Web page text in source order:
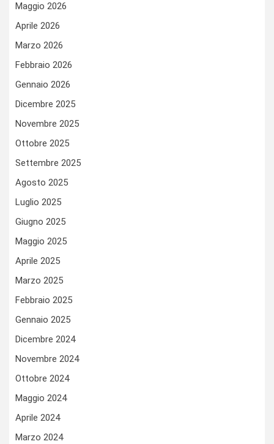
Maggio 2026
Aprile 2026
Marzo 2026
Febbraio 2026
Gennaio 2026
Dicembre 2025
Novembre 2025
Ottobre 2025
Settembre 2025
Agosto 2025
Luglio 2025
Giugno 2025
Maggio 2025
Aprile 2025
Marzo 2025
Febbraio 2025
Gennaio 2025
Dicembre 2024
Novembre 2024
Ottobre 2024
Maggio 2024
Aprile 2024
Marzo 2024